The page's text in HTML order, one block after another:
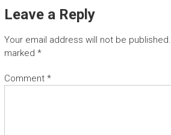
Leave a Reply
Your email address will not be published.
marked *
Comment *